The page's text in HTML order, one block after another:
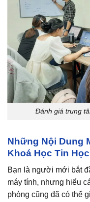
Đánh giá trung
Những Nội Dung
Khoá Học Tin
Bạn là người mới bắt
máy tính, nhưng hiểu
phòng cũng đã có thể